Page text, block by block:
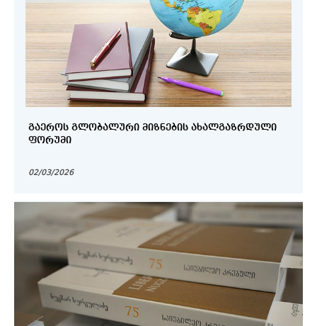
ᲒᲐᲔᲠᲝᲡ ᲒᲚᲝᲑᲐᲚᲣᲠᲘ ᲛᲘᲖᲜᲔᲑᲘᲡ ᲐᲮᲐᲚᲒᲐᲖᲠᲓᲣᲚᲘ
ᲤᲝᲠᲣᲛᲘ
02/03/2026